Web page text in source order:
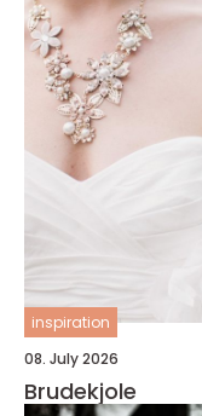
inspiration
08. July 2026
Brudekjole